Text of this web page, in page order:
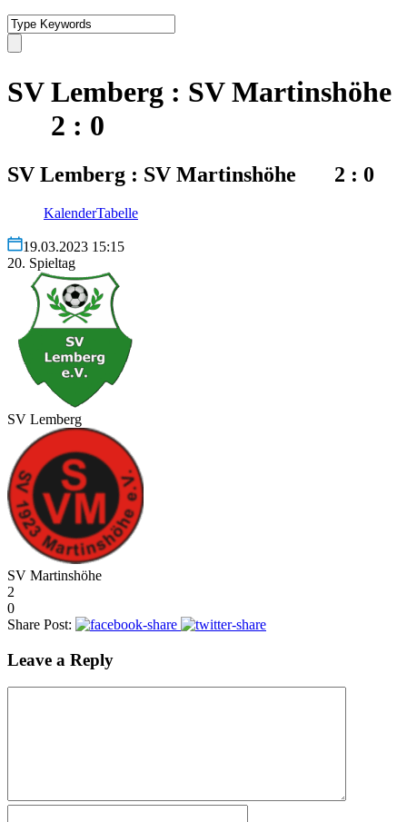
SV Lemberg : SV Martinshöhe
2 : 0
SV Lemberg : SV Martinshöhe 2 : 0
KalenderTabelle
19.03.2023 15:15
20. Spieltag
SV Lemberg
SV Martinshöhe
2
0
Share Post:
Leave a Reply